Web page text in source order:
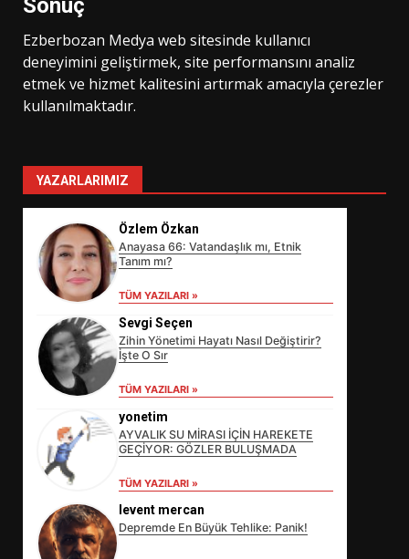
Sonuç
Ezberbozan Medya web sitesinde kullanıcı
deneyimini geliştirmek, site performansını analiz
etmek ve hizmet kalitesini artırmak amacıyla çerezler
kullanılmaktadır.
YAZARLARIMIZ
Özlem Özkan
Anayasa 66: Vatandaşlık mı, Etnik
Tanım mı?
TÜM YAZILARI »
Sevgi Seçen
Zihin Yönetimi Hayatı Nasıl Değiştirir?
İşte O Sır
TÜM YAZILARI »
yonetim
AYVALIK SU MİRASI İÇİN HAREKETE
GEÇİYOR: GÖZLER BULUŞMADA
TÜM YAZILARI »
levent mercan
Depremde En Büyük Tehlike: Panik!
3
SÜRDÜRÜLEBİLİRLİKTE NE
DEĞİŞECEK?